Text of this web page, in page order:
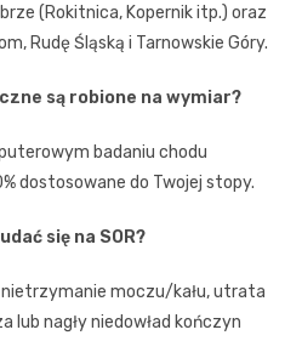
(Rokitnica, Kopernik itp.) oraz
Rudę Śląską i Tarnowskie Góry.
są robione na wymiar?
badaniu chodu
dostosowane do Twojej stopy.
się na SOR?
moczu/kału, utrata
lub nagły niedowład kończyn